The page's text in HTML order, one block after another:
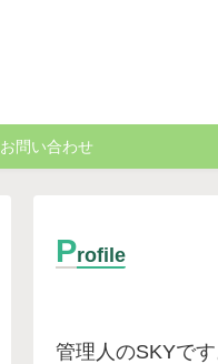
お問い合わせ
Profile
管理人のSKYです